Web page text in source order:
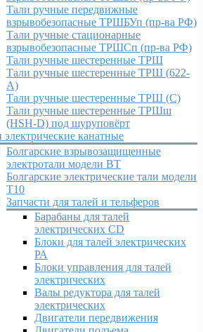
Тали ручные передвижные
взрывобезопасные ТРШБУп (пр-ва РФ)
Тали ручные стационарные
взрывобезопасные ТРШСп (пр-ва РФ)
Тали ручные шестеренные ТРШ
Тали ручные шестеренные ТРШ (622-
A)
Тали ручные шестеренные ТРШ (С)
Тали ручные шестеренные ТРШш
(HSH-D) под шуруповёрт
электрические канатные
Болгарские взрывозащищенные
электротали модели ВT
Болгарские электрические тали модели
T10
Запчасти для талей и тельферов
Барабаны для талей
электрических CD
Блоки для талей электрических
РА
Блоки управления для талей
электрических
Валы редуктора для талей
электрических
Двигатели передвижения